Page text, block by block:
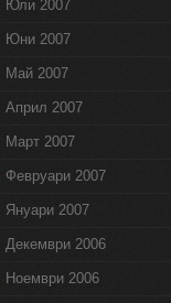
Юли 2007
Юни 2007
Май 2007
Април 2007
Март 2007
Февруари 2007
Януари 2007
Декември 2006
Ноември 2006